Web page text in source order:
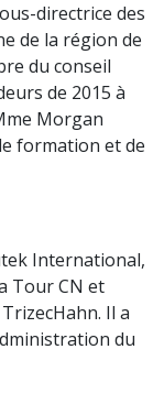
directrice des
de la région de
du conseil
de 2015 à
Morgan
formation et de
International,
Tour CN et
Il a
du